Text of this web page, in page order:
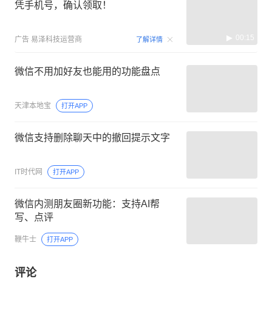
凭手机号，确认领取！
广告 易泽科技运营商 了解详情 00:15
微信不用加好友也能用的功能盘点
天津本地宝 打开APP
微信支持删除聊天中的撤回提示文字
IT时代网 打开APP
微信内测朋友圈新功能：支持AI帮
写、点评
鞭牛士 打开APP
评论